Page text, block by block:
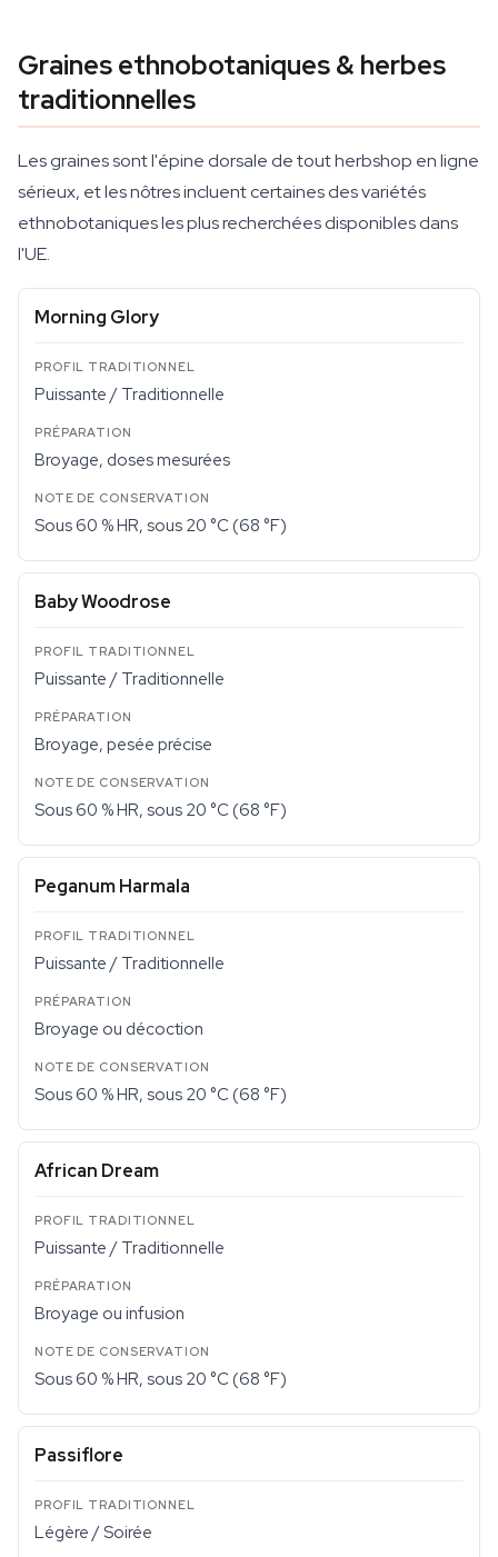
Graines ethnobotaniques & herbes
traditionnelles
Les graines sont l'épine dorsale de tout herbshop en ligne
sérieux, et les nôtres incluent certaines des variétés
ethnobotaniques les plus recherchées disponibles dans
l'UE.
Morning Glory
Puissante / Traditionnelle
Broyage, doses mesurées
Sous 60 % HR, sous 20 °C (68 °F)
Baby Woodrose
Puissante / Traditionnelle
Broyage, pesée précise
Sous 60 % HR, sous 20 °C (68 °F)
Peganum Harmala
Puissante / Traditionnelle
Broyage ou décoction
Sous 60 % HR, sous 20 °C (68 °F)
African Dream
Puissante / Traditionnelle
Broyage ou infusion
Sous 60 % HR, sous 20 °C (68 °F)
Passiflore
Légère / Soirée